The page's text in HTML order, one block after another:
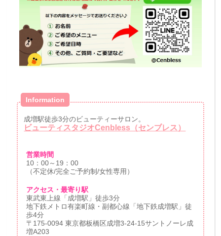
Information
成増駅徒歩3分のビューティーサロン。
ビューティスタジオCenbless（センブレス）
営業時間
10：00～19：00
（不定休/完全ご予約制/女性専用）
アクセス・最寄り駅
東武東上線「成増駅」徒歩3分
地下鉄メトロ有楽町線・副都心線「地下鉄成増駅」徒
歩4分
〒175-0094 東京都板橋区成増3-24-15サントノーレ成
増A203